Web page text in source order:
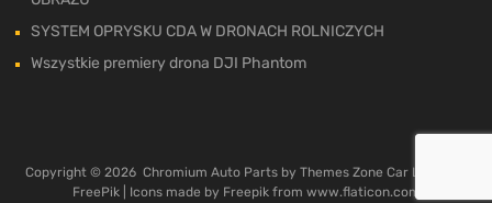
SYSTEM OPRYSKU CDA W DRONACH ROLNICZYCH
Wszystkie premiery drona DJI Phantom
Copyright © 2026 Chromium Auto Parts by Themes Zone Car Logos by
FreePik| Icons made by Freepikfrom www.flaticon.com